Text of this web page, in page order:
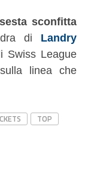
sesta sconfitta
di Landry
Swiss League
linea che
TOP